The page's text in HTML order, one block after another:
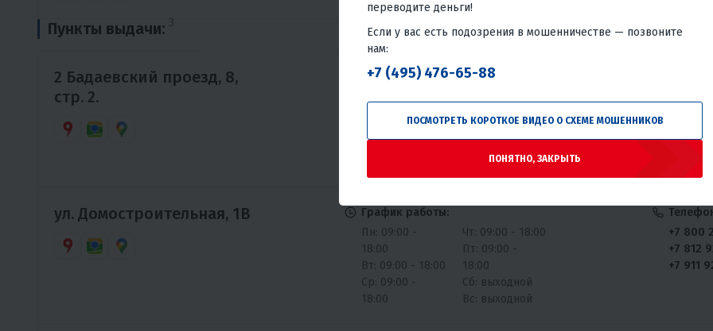
Пункты выдачи: 3
2 Бадаевский проезд, 8,
стр. 2.
График работы:
Ср: 08:00 -
Вс: 10:00 - 16:00
ул. Домостроительная, 1В
График работы:
Пн: 09:00 -
18:00
Вт: 09:00 - 18:00
Ср: 09:00 -
18:00
Чт: 09:00 - 18:00
Пт: 09:00 -
18:00
Сб: выходной
Вс: выходной
+7 800
+7 812
+7 911
переводите деньги!
Если у вас есть подозрения в мошенничестве — позвоните
нам:
+7 (495) 476-65-88
ПОСМОТРЕТЬ КОРОТКОЕ ВИДЕО О СХЕМЕ МОШЕННИКОВ
ПОНЯТНО, ЗАКРЫТЬ